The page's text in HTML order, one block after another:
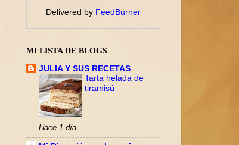
Delivered by FeedBurner
MI LISTA DE BLOGS
JULIA Y SUS RECETAS
Tarta helada de
tiramisú
Hace 1 día